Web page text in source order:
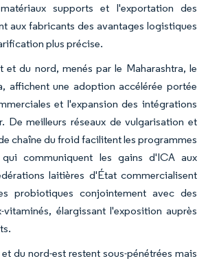
supports et l'exportation des
aux fabricants des avantages logistiques
plus précise.
et du nord, menés par le Maharashtra, le
affichent une adoption accélérée portée
et l'expansion des intégrations
De meilleurs réseaux de vulgarisation et
chaîne du froid facilitent les programmes
communiquent les gains d'ICA aux
laitières d'État commercialisent
probiotiques conjointement avec des
vitaminés, élargissant l'exposition auprès
du nord-est restent sous-pénétrées mais